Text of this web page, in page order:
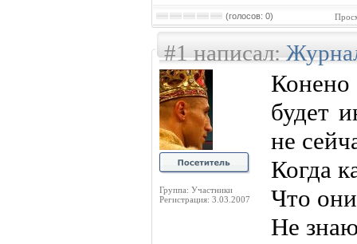
(голосов: 0)
#1 написал:
Группа: Участники
Регистрация: 3.03.2007
будет
не
Когда
Что
Не